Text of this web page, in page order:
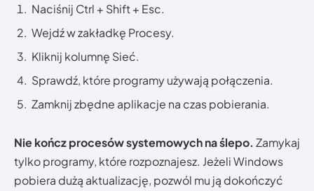
Naciśnij Ctrl + Shift + Esc.
Wejdź w zakładkę Procesy.
Kliknij kolumnę Sieć.
Sprawdź, które programy używają połączenia.
Zamknij zbędne aplikacje na czas pobierania.
Nie kończ procesów systemowych na ślepo. Zamykaj
tylko programy, które rozpoznajesz. Jeżeli Windows
pobiera dużą aktualizację, pozwól mu ją dokończyć